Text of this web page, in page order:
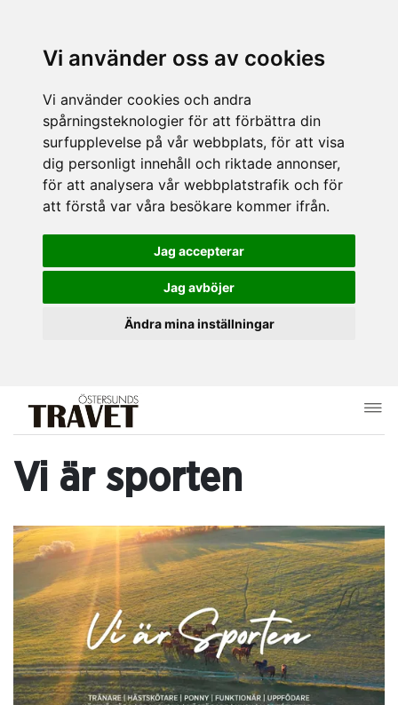
Vi använder oss av cookies
Vi använder cookies och andra
spårningsteknologier för att förbättra din
surfupplevelse på vår webbplats, för att visa
dig personligt innehåll och riktade annonser,
för att analysera vår webbplatstrafik och för
att förstå var våra besökare kommer ifrån.
Jag accepterar
Jag avböjer
Ändra mina inställningar
Vi är sporten